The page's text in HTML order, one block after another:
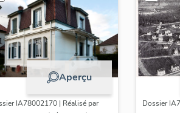
Aperçu
IA78002170 | Réalisé par
Dossier